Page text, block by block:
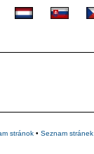
stránok • Seznam stránek